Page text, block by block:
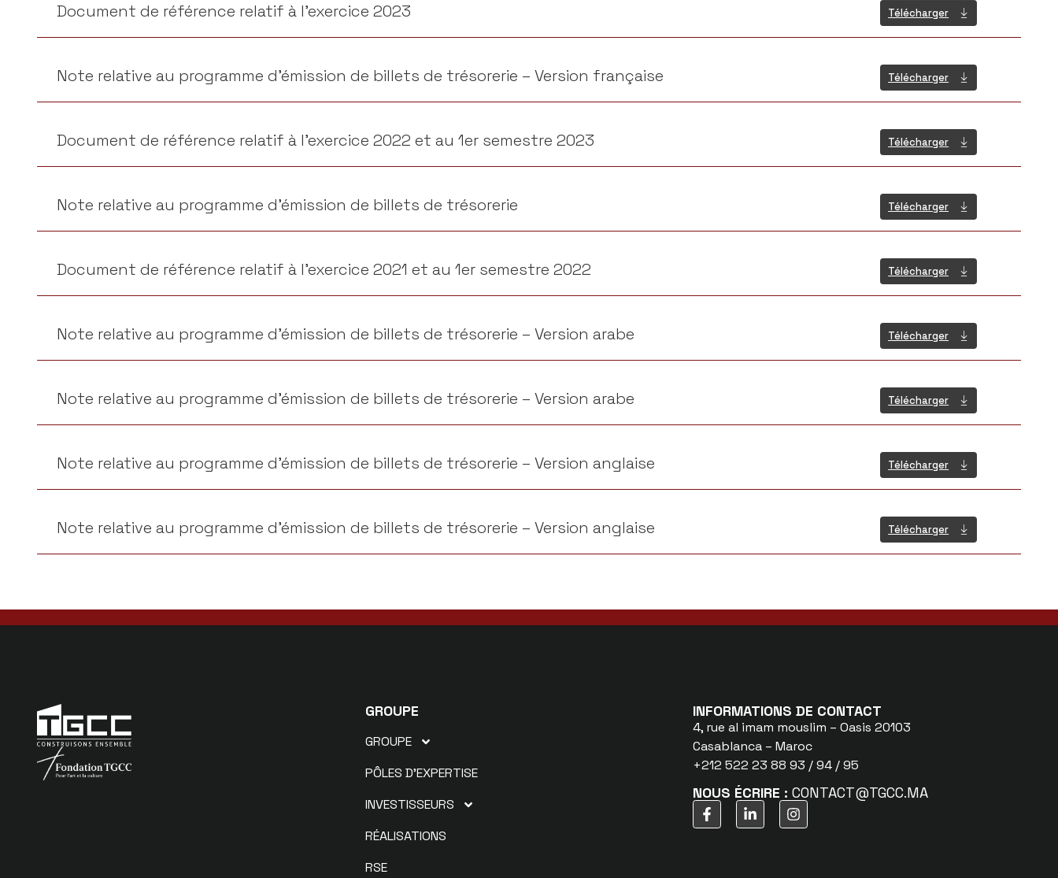
Document de référence relatif à l’exercice 2023 Télécharger
Note relative au programme d’émission de billets de trésorerie – Version française Télécharger
Document de référence relatif à l’exercice 2022 et au 1er semestre 2023 Télécharger
Note relative au programme d’émission de billets de trésorerie Télécharger
Document de référence relatif à l’exercice 2021 et au 1er semestre 2022 Télécharger
Note relative au programme d’émission de billets de trésorerie – Version arabe Télécharger
Note relative au programme d’émission de billets de trésorerie – Version arabe Télécharger
Note relative au programme d’émission de billets de trésorerie – Version anglaise Télécharger
Note relative au programme d’émission de billets de trésorerie – Version anglaise Télécharger
GROUPE
GROUPE
PÔLES D’EXPERTISE
INVESTISSEURS
RÉALISATIONS
RSE
INFORMATIONS DE CONTACT
4, rue al imam mouslim – Oasis 20103
Casablanca – Maroc
+212 522 23 88 93 / 94 / 95
NOUS ÉCRIRE : CONTACT@TGCC.MA